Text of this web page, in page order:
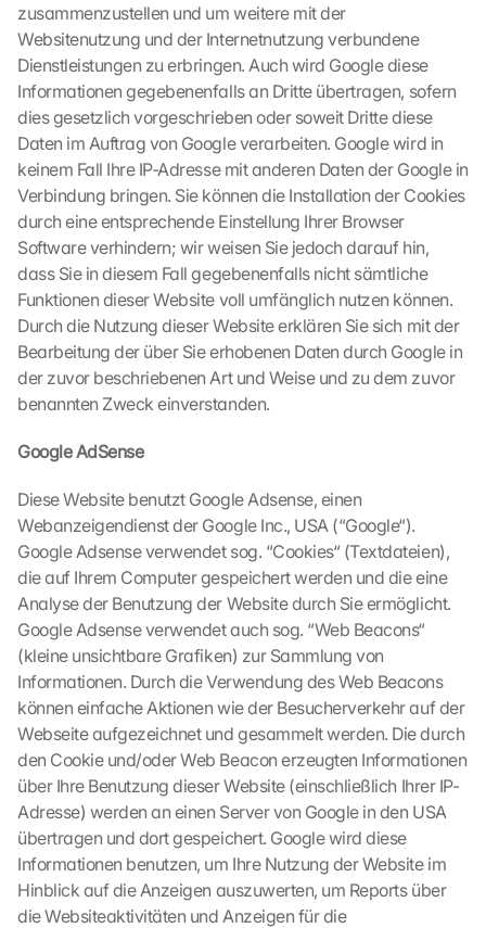
zusammenzustellen und um weitere mit der
Websitenutzung und der Internetnutzung verbundene
Dienstleistungen zu erbringen. Auch wird Google diese
Informationen gegebenenfalls an Dritte übertragen, sofern
dies gesetzlich vorgeschrieben oder soweit Dritte diese
Daten im Auftrag von Google verarbeiten. Google wird in
keinem Fall Ihre IP-Adresse mit anderen Daten der Google in
Verbindung bringen. Sie können die Installation der Cookies
durch eine entsprechende Einstellung Ihrer Browser
Software verhindern; wir weisen Sie jedoch darauf hin,
dass Sie in diesem Fall gegebenenfalls nicht sämtliche
Funktionen dieser Website voll umfänglich nutzen können.
Durch die Nutzung dieser Website erklären Sie sich mit der
Bearbeitung der über Sie erhobenen Daten durch Google in
der zuvor beschriebenen Art und Weise und zu dem zuvor
benannten Zweck einverstanden.
Google AdSense
Diese Website benutzt Google Adsense, einen
Webanzeigendienst der Google Inc., USA (“Google“).
Google Adsense verwendet sog. “Cookies“ (Textdateien),
die auf Ihrem Computer gespeichert werden und die eine
Analyse der Benutzung der Website durch Sie ermöglicht.
Google Adsense verwendet auch sog. “Web Beacons“
(kleine unsichtbare Grafiken) zur Sammlung von
Informationen. Durch die Verwendung des Web Beacons
können einfache Aktionen wie der Besucherverkehr auf der
Webseite aufgezeichnet und gesammelt werden. Die durch
den Cookie und/oder Web Beacon erzeugten Informationen
über Ihre Benutzung dieser Website (einschließlich Ihrer IP-
Adresse) werden an einen Server von Google in den USA
übertragen und dort gespeichert. Google wird diese
Informationen benutzen, um Ihre Nutzung der Website im
Hinblick auf die Anzeigen auszuwerten, um Reports über
die Websiteaktivitäten und Anzeigen für die
.
D
a
b
e
i
r
d
e
n
D
a
n
n
o
o
g
l
e
ü
b
e
r
t
r
a
g
e
n
u
n
d
C